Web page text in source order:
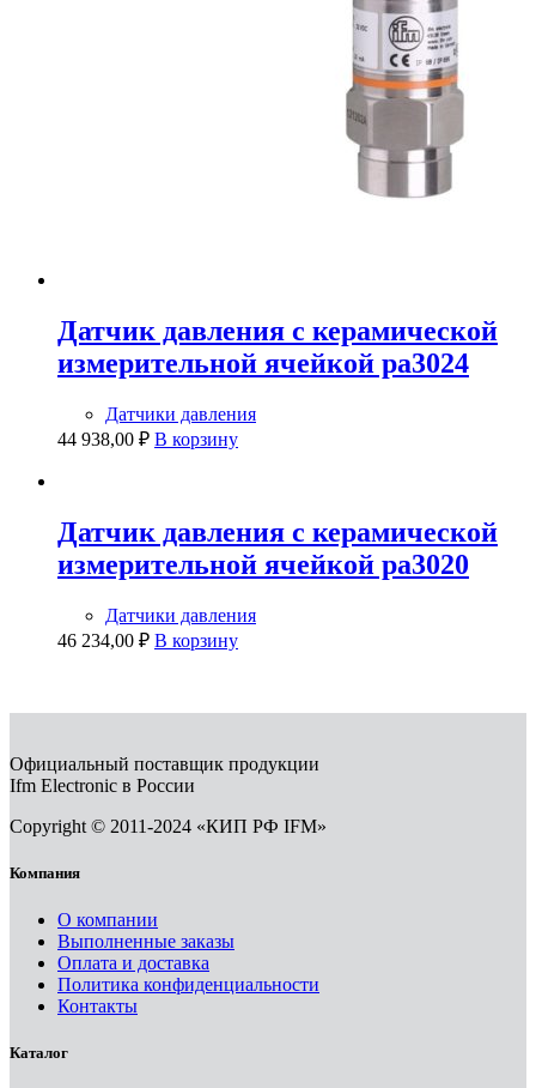
Датчик давления с керамической
измерительной ячейкой pa3024
Датчики давления
44 938,00 ₽ В корзину
Датчик давления с керамической
измерительной ячейкой pa3020
Датчики давления
46 234,00 ₽ В корзину
Официальный поставщик продукции
Ifm Electronic в России
Copyright © 2011-2024 «КИП РФ IFM»
Компания
О компании
Выполненные заказы
Оплата и доставка
Политика конфиденциальности
Контакты
Каталог